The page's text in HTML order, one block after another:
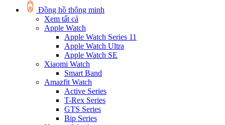
Đồng hồ thông minh
Xem tất cả
Apple Watch
Apple Watch Series 11
Apple Watch Ultra
Apple Watch SE
Xiaomi Watch
Smart Band
Amazfit Watch
Active Series
T-Rex Series
GTS Series
Bip Series